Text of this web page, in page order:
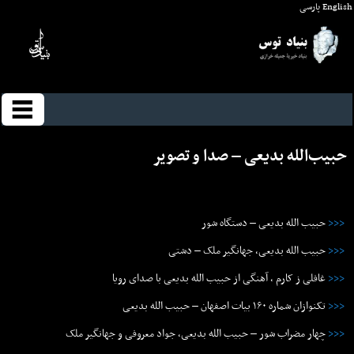
Englishپارسی
حبیب‌الله بدیعی – صدا و تصوير
<<<حبیب الله بدیعی – دستگاه شور
<<<حبیب الله بدیعی، جهانگیر ملک – دشتی
<<<غافلی ز کارم ، آهنگی از حبیب الله بدیعی با صدای رویا
<<<تکنوازان شماره ۱۶۰ بیات اصفهان – حبیب الله بدیعی
<<<چهار مضراب شور – حبیب الله بدیعی، جواد معروفی و جهانگیر ملک